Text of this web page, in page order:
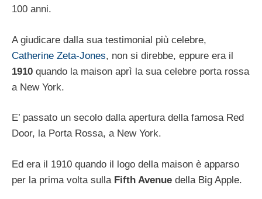
100 anni.
A giudicare dalla sua testimonial più celebre,
Catherine Zeta-Jones, non si direbbe, eppure era il
1910 quando la maison aprì la sua celebre porta rossa
a New York.
E’ passato un secolo dalla apertura della famosa Red
Door, la Porta Rossa, a New York.
Ed era il 1910 quando il logo della maison è apparso
per la prima volta sulla Fifth Avenue della Big Apple.